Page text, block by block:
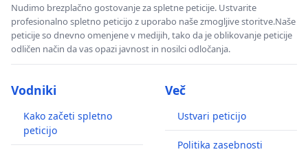
Nudimo brezplačno gostovanje za spletne peticije. Ustvarite
profesionalno spletno peticijo z uporabo naše zmogljive storitve.Naše
peticije so dnevno omenjene v medijih, tako da je oblikovanje peticije
odličen način da vas opazi javnost in nosilci odločanja.
Vodniki
Kako začeti spletno
peticijo
Več
Ustvari peticijo
Politika zasebnosti